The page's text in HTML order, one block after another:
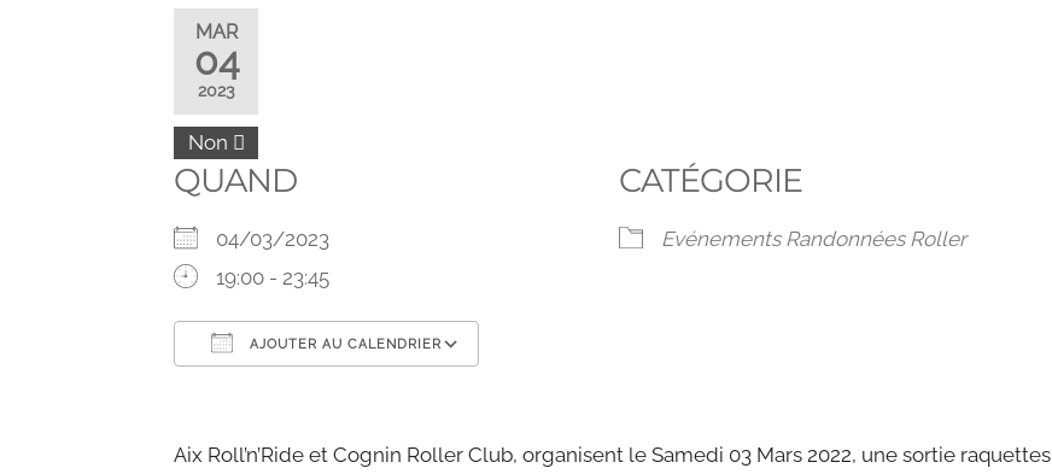
MAR
04
2023
Non
QUAND
04/03/2023
19:00 - 23:45
AJOUTER AU CALENDRIER
CATÉGORIE
Evénements Randonnées Roller
Aix Roll’n’Ride et Cognin Roller Club, organisent le Samedi 03 Mars 2022, une sortie raquettes